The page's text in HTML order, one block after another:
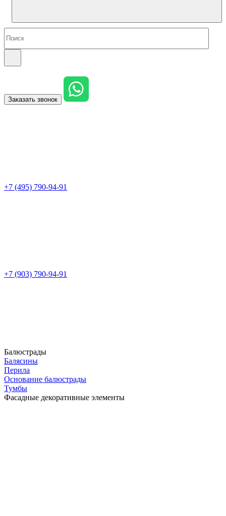
Заказать звонок
+7 (495) 790-94-91
+7 (903) 790-94-91
Балюстрады
Балясины
Перила
Основание балюстрады
Тумбы
Фасадные декоративные элементы